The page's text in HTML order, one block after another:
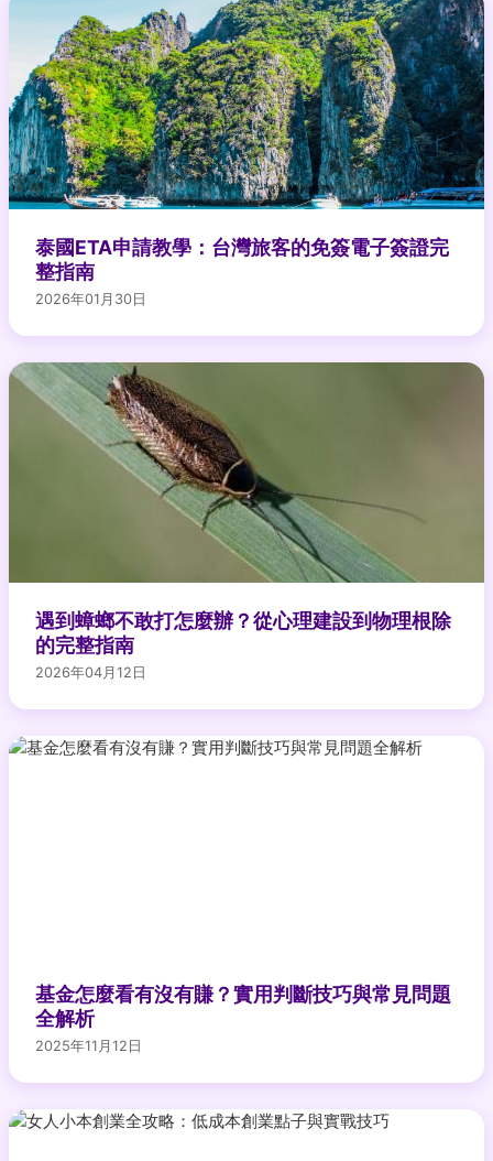
泰國ETA申請教學：台灣旅客的免簽電子簽證完
整指南
2026年01月30日
遇到蟑螂不敢打怎麼辦？從心理建設到物理根除
的完整指南
2026年04月12日
基金怎麼看有沒有賺？實用判斷技巧與常見問題
全解析
2025年11月12日